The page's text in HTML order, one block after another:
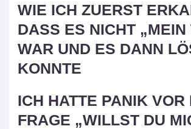
WIE ICH ZUERST
DASS ES NICHT „MEIN
WAR UND ES DANN
KONNTE
ICH HATTE PANIK VOR
FRAGE „WILLST DU